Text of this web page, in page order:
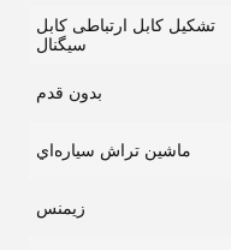
تشکیل کابل ارتباطی کابل
سیگنال
بدون قدم
ماشين تراش سياره‌اي
زیمنس